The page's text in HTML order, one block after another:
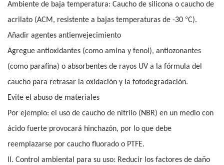
Ambiente de baja temperatura: Caucho de silicona o caucho de
acrilato (ACM, resistente a bajas temperaturas de -30 °C).
Añadir agentes antienvejecimiento
Agregue antioxidantes (como amina y fenol), antiozonantes
(como parafina) o absorbentes de rayos UV a la fórmula del
caucho para retrasar la oxidación y la fotodegradación.
Evite el abuso de materiales
Por ejemplo: el uso de caucho de nitrilo (NBR) en un medio con
ácido fuerte provocará hinchazón, por lo que debe
reemplazarse por caucho fluorado o PTFE.
II. Control ambiental para su uso: Reducir los factores de daño